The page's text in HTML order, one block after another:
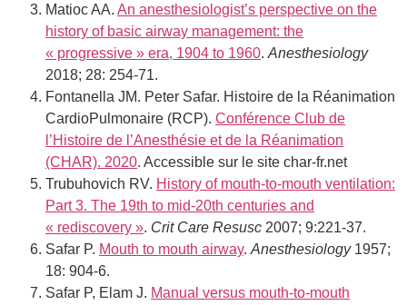
Matioc AA. An anesthesiologist’s perspective on the
history of basic airway management: the
« progressive » era, 1904 to 1960. Anesthesiology
2018; 28: 254-71.
Fontanella JM. Peter Safar. Histoire de la Réanimation
CardioPulmonaire (RCP). Conférence Club de
l’Histoire de l’Anesthésie et de la Réanimation
(CHAR). 2020. Accessible sur le site char-fr.net
Trubuhovich RV. History of mouth-to-mouth ventilation:
Part 3. The 19th to mid-20th centuries and
« rediscovery ». Crit Care Resusc 2007; 9:221-37.
Safar P. Mouth to mouth airway. Anesthesiology1957;
18: 904-6.
Safar P, Elam J. Manual versus mouth-to-mouth